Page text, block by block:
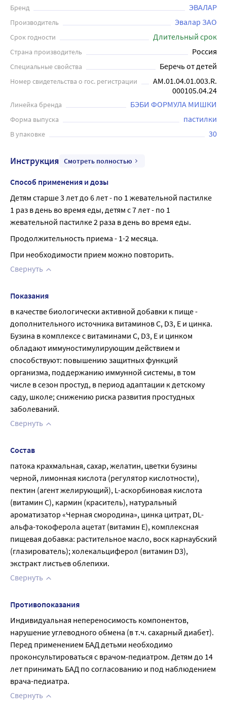
иммуностимулирующим действием и в комплексе с
витаминами С, Е, D3 и цинком способствует повышению
защитных функций организма, поддержанию иммунной
системы, в том числе в сезон простуд, в период
адаптации к детскому саду или школе, снижению риска
развития простудных заболеваний. Приятный ягодный
вкус мармеладных мишек Эвалар превратит прием
витаминов в удовольствие. Без искусственных
красителей, ароматизаторов и консервантов. Без
глютена и ГМО. Детям от 3 до 7 лет – 1 пастилка в день,
применением рекомендуется проконсультироваться с
Бренд ЭВАЛАР
Производитель Эвалар ЗАО
Срок годности Длительный срок
Страна производитель Россия
Специальные свойства Беречь от детей
Номер свидетельства о гос. регистрации
АМ.01.04.01.003.R.
000105.04.24
Линейка бренда БЭБИ ФОРМУЛА МИШКИ
Форма выпуска пастилки
В упаковке 30
Инструкция Смотреть полностью
Способ применения и дозы
Детям старше 3 лет до 6 лет - по 1 жевательной пастилке
1 раз в день во время еды, детям с 7 лет - по 1
жевательной пастилке 2 раза в день во время еды.
Продолжительность приема - 1-2 месяца.
При необходимости прием можно повторить.
Свернуть
Показания
в качестве биологически активной добавки к пище -
дополнительного источника витаминов С, D3, Е и цинка.
Бузина в комплексе с витаминами С, D3, Е и цинком
обладают иммуностимулирующим действием и
способствуют: повышению защитных функций
организма, поддержанию иммунной системы, в том
числе в сезон простуд, в период адаптации к детскому
саду, школе; снижению риска развития простудных
заболеваний.
Свернуть
Состав
патока крахмальная, сахар, желатин, цветки бузины
черной, лимонная кислота (регулятор кислотности),
пектин (агент желирующий), L-аскорбиновая кислота
(витамин С), кармин (краситель), натуральный
ароматизатор «Черная смородина», цинка цитрат, DL-
альфа-токоферола ацетат (витамин Е), комплексная
пищевая добавка: растительное масло, воск карнаубский
(глазирователь); холекальциферол (витамин D3),
экстракт листьев облепихи.
Свернуть
Противопоказания
Индивидуальная непереносимость компонентов,
нарушение углеводного обмена (в т.ч. сахарный диабет).
Перед применением БАД детьми необходимо
проконсультироваться с врачом-педиатром. Детям до 14
лет принимать БАД по согласованию и под наблюдением
врача-педиатра.
Свернуть